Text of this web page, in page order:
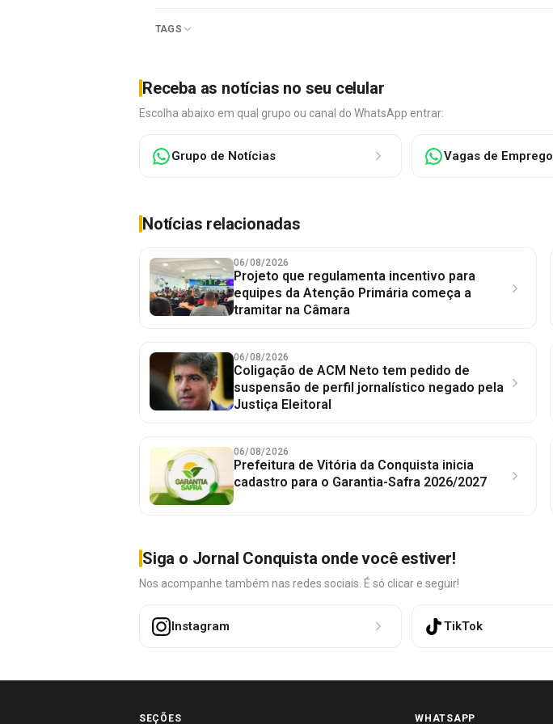
TAGS
Receba as notícias no seu celular
Escolha abaixo em qual grupo ou canal do WhatsApp entrar:
Grupo de Notícias Vagas de Emprego
Notícias relacionadas
06/08/2026
Projeto que regulamenta incentivo para
equipes da Atenção Primária começa a
tramitar na Câmara
06/08/2026
Coligação de ACM Neto tem pedido de
suspensão de perfil jornalístico negado pela
Justiça Eleitoral
06/08/2026
Prefeitura de Vitória da Conquista inicia
cadastro para o Garantia-Safra 2026/2027
Siga o Jornal Conquista onde você estiver!
Nos acompanhe também nas redes sociais. É só clicar e seguir!
Instagram TikTok
SEÇÕES WHATSAPP